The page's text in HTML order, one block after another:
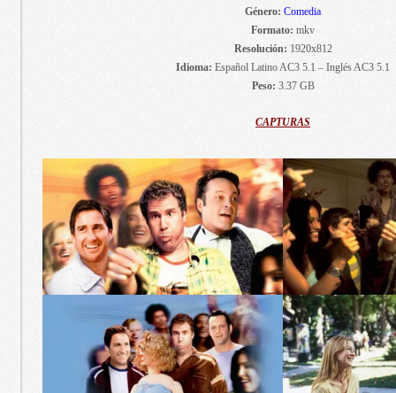
Género: Comedia
Formato: mkv
Resolución: 1920x812
Idioma: Español Latino AC3 5.1 – Inglés AC3 5.1
Peso: 3.37 GB
CAPTURAS